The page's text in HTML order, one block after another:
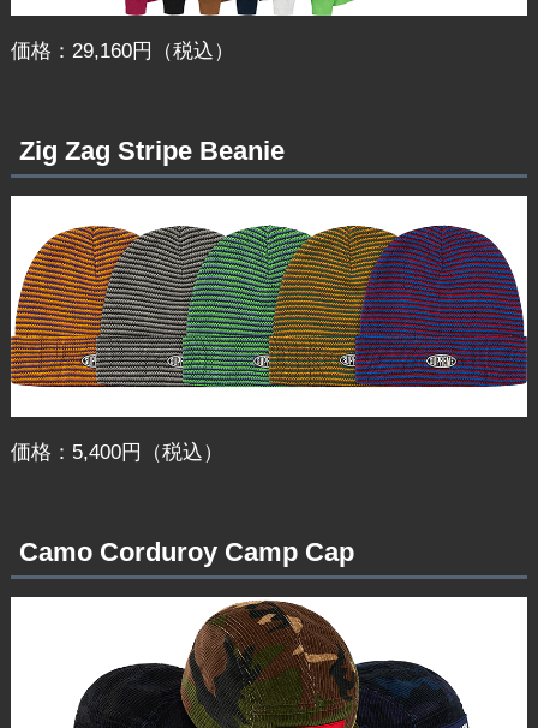
価格：29,160円（税込）
Zig Zag Stripe Beanie
価格：5,400円（税込）
Camo Corduroy Camp Cap